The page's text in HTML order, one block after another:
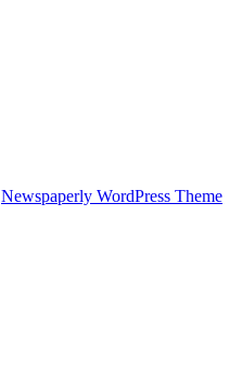
Newspaperly WordPress Theme